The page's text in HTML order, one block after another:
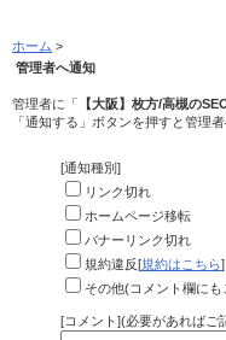
ホーム >
管理者へ通知
管理者に「 【大阪】枚方/高槻の
「通知する」ボタンを押すと管理
[通知種別]
リンク切れ
ホームページ移転
バナーリンク切れ
規約違反[規約はこちら]
その他(コメント欄に
[コメント](必要があればご